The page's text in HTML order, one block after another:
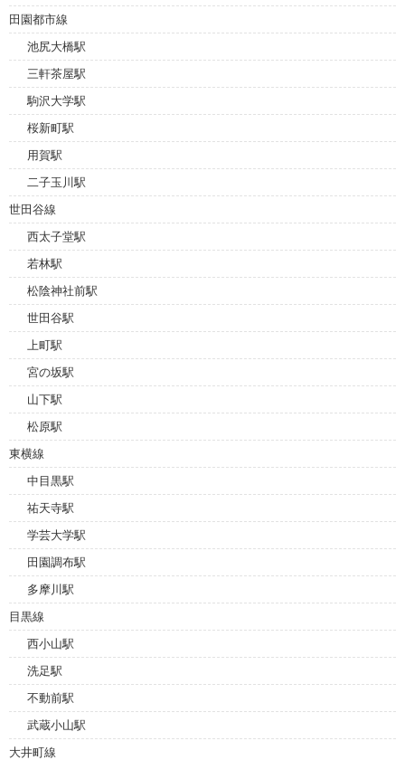
田園都市線
池尻大橋駅
三軒茶屋駅
駒沢大学駅
桜新町駅
用賀駅
二子玉川駅
世田谷線
西太子堂駅
若林駅
松陰神社前駅
世田谷駅
上町駅
宮の坂駅
山下駅
松原駅
東横線
中目黒駅
祐天寺駅
学芸大学駅
田園調布駅
多摩川駅
目黒線
西小山駅
洗足駅
不動前駅
武蔵小山駅
大井町線